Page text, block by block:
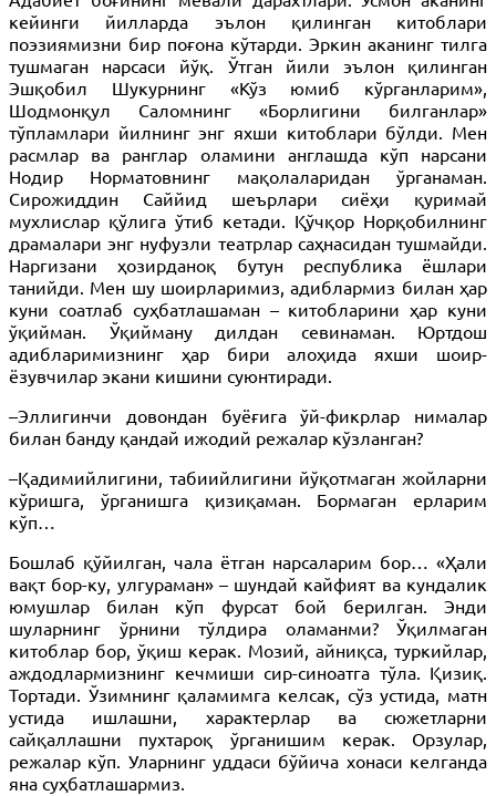
кейинги йилларда эълон қилинган китоблари
поэзиямизни бир поғона кўтарди. Эркин аканинг тилга
тушмаган нарсаси йўқ. Ўтган йили эълон қилинган
Эшқобил Шукурнинг «Кўз юмиб кўрганларим»,
Шодмонқул Саломнинг «Борлигини билганлар»
тўпламлари йилнинг энг яхши китоблари бўлди. Мен
расмлар ва ранглар оламини англашда кўп нарсани
Нодир Норматовнинг мақолаларидан ўрганаман.
Сирожиддин Саййид шеърлари сиёҳи қуримай
мухлислар қўлига ўтиб кетади. Қўчқор Норқобилнинг
драмалари энг нуфузли театрлар саҳнасидан тушмайди.
Наргизани ҳозирданоқ бутун республика ёшлари
танийди. Мен шу шоирларимиз, адиблармиз билан ҳар
куни соатлаб суҳбатлашаман – китобларини ҳар куни
ўқийман. Ўқийману дилдан севинаман. Юртдош
адибларимизнинг ҳар бири алоҳида яхши шоир-
ёзувчилар экани кишини суюнтиради.
–Эллигинчи довондан буёғига ўй-фикрлар нималар
билан банду қандай ижодий режалар кўзланган?
–Қадимийлигини, табиийлигини йўқотмаган жойларни
кўришга, ўрганишга қизиқаман. Бормаган ерларим
кўп…
Бошлаб қўйилган, чала ётган нарсаларим бор… «Ҳали
вақт бор-ку, улгураман» – шундай кайфият ва кундалик
юмушлар билан кўп фурсат бой берилган. Энди
шуларнинг ўрнини тўлдира оламанми? Ўқилмаган
китоблар бор, ўқиш керак. Мозий, айниқса, туркийлар,
аждодлармизнинг кечмиши сир-синоатга тўла. Қизиқ.
Тортади. Ўзимнинг қаламимга келсак, сўз устида, матн
устида ишлашни, характерлар ва сюжетларни
сайқаллашни пухтароқ ўрганишим керак. Орзулар,
режалар кўп. Уларнинг уддаси бўйича хонаси келганда
яна суҳбатлашармиз.